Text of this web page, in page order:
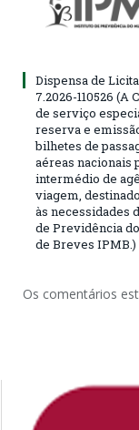
Dispensa de
7.2026-110526 (A
de serviço
reserva e
bilhetes de
aéreas nacionais
intermédio de
viagem,
às necessidades
de Previdência
de Breves IPMB.)
Os comentários